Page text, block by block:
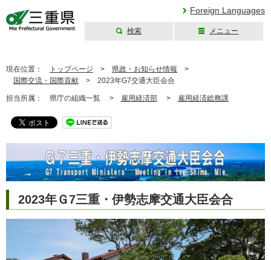
Foreign Languages
検索 メニュー
現在位置： トップページ > 県政・お知らせ情報 >
国際交流・国際貢献 > 2023年G7交通大臣会合
担当所属： 県庁の組織一覧 > 雇用経済部 > 雇用経済総務課
2023年Ｇ7三重・伊勢志摩交通大臣会合